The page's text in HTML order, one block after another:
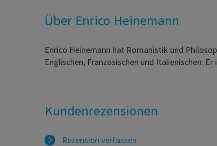
Über Enrico Heinemann
Enrico Heinemann hat Romanistik und
Englischen, Französischen und Italienischen.
Kundenrezensionen
Rezension verfassen